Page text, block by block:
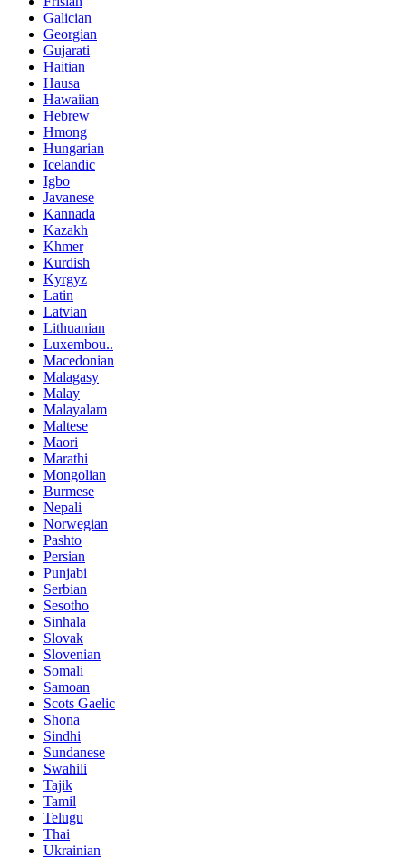
Galician
Georgian
Gujarati
Haitian
Hausa
Hawaiian
Hebrew
Hmong
Hungarian
Icelandic
Igbo
Javanese
Kannada
Kazakh
Khmer
Kurdish
Kyrgyz
Latin
Latvian
Lithuanian
Luxembou..
Macedonian
Malagasy
Malay
Malayalam
Maltese
Maori
Marathi
Mongolian
Burmese
Nepali
Norwegian
Pashto
Persian
Punjabi
Serbian
Sesotho
Sinhala
Slovak
Slovenian
Somali
Samoan
Scots Gaelic
Shona
Sindhi
Sundanese
Swahili
Tajik
Tamil
Telugu
Thai
Ukrainian